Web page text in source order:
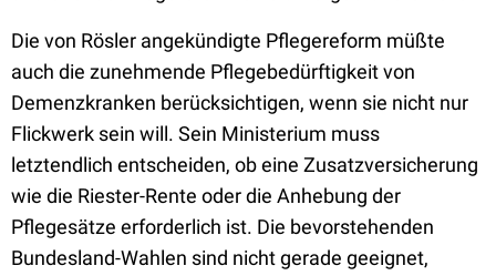
Die von Rösler angekündigte Pflegereform müßte
auch die zunehmende Pflegebedürftigkeit von
Demenzkranken berücksichtigen, wenn sie nicht nur
Flickwerk sein will. Sein Ministerium muss
letztendlich entscheiden, ob eine Zusatzversicherung
wie die Riester-Rente oder die Anhebung der
Pflegesätze erforderlich ist. Die bevorstehenden
Bundesland-Wahlen sind nicht gerade geeignet,